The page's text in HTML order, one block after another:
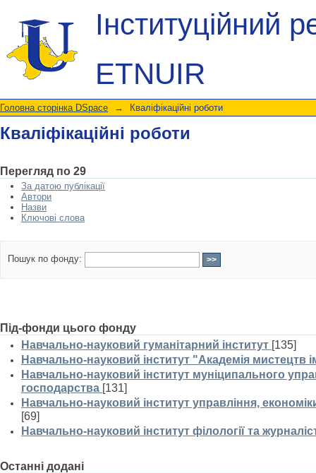
Інституційний
ETNUIR
Кваліфікаційні роботи
Головна сторінка DSpace → Кваліфікаційні роботи
Кваліфікаційні роботи
Перегляд по 29
За датою публікації
Автори
Назви
Ключові слова
Пошук по фонду:
Під-фонди цього фонду
Навчально-науковий гуманітарний інститут [135]
Навчально-науковий інститут "Академія мистецтв
Навчально-науковий інститут муніципального
господарства [131]
Навчально-науковий інститут управління,
[69]
Навчально-науковий інститут філології та
Останні додані